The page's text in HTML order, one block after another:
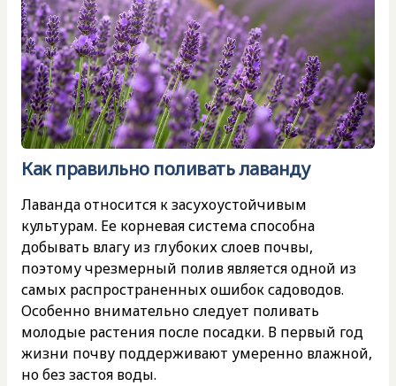
Как правильно поливать лаванду
Лаванда относится к засухоустойчивым
культурам. Ее корневая система способна
добывать влагу из глубоких слоев почвы,
поэтому чрезмерный полив является одной из
самых распространенных ошибок садоводов.
Особенно внимательно следует поливать
молодые растения после посадки. В первый год
жизни почву поддерживают умеренно влажной,
но без застоя воды.